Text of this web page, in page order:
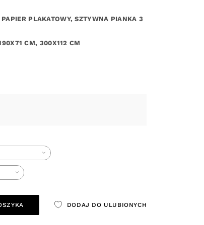
PAPIER PLAKATOWY, SZTYWNA PIANKA 3
CM, 300X112 CM
DODAJ DO ULUBIONYCH